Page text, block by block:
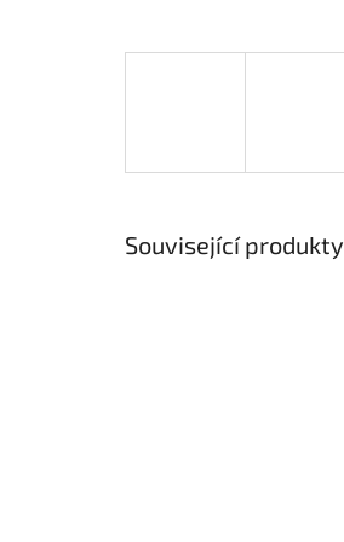
Související produkty